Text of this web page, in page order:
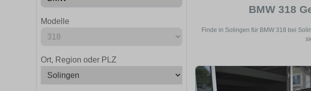
Modelle
Ort, Region oder PLZ
BMW 318
Finde in Solingen für BMW 318 bei